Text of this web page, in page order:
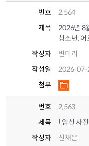
번호
2,564
제목
2026년 8
청소년, 어
작성자
변미리
작성일
2026-07-
첨부
번호
2,563
제목
｢임신 사
작성자
신채은